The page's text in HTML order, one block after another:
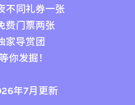
不同礼券一张
费门票两张
家导赏团
等你发掘！
年7月更新